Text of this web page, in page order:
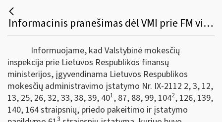
Informacinis pranešimas dėl VMI prie FM viršininko 2023 m. balandžio 19 d. įsakymo Nr. VA-27 „Dėl apskaitos dokumentų papildymo tvarkos aprašo patvirtinimo“
Informuojame, kad Valstybinė mokesčių
inspekcija prie Lietuvos Respublikos finansų
ministerijos, įgyvendinama Lietuvos Respublikos
mokesčių administravimo įstatymo Nr. IX-2112 2, 3, 12,
13, 25, 26, 32, 33, 38, 39, 401, 87, 88, 99, 1042, 126, 139,
140, 164 straipsnių, priedo pakeitimo ir įstatymo
3